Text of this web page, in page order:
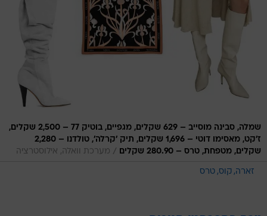
שמלה, סבינה מוסייב – 629 שקלים, מגפיים, בוטיק 77 – 2,500 שקלים,
ז'קט, מאסימו דוטי – 1,696 שקלים, תיק 'קרלה', טולדנו – 2,280
שקלים, מטפחת, טרס – 280.90 שקלים
/ מערכת וואלה, אילוסטרציה
זארה קוס טרס